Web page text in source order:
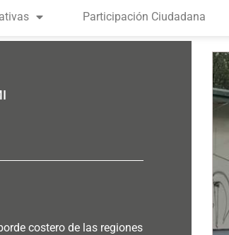
Participación Ciudadana
costero de las regiones